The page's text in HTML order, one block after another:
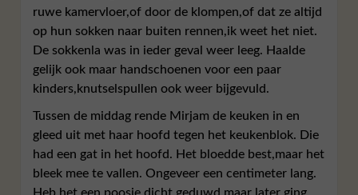
ruwe kamervloer,of door de klompen,of dat ze altijd
op hun sokken naar buiten rennen,ik weet het niet.
De sokkenla was in ieder geval weer leeg. Haalde
gelijk ook maar handschoenen voor een paar
kinders,knutselspullen ook weer bijgevuld.
Tussen de middag rende Mirjam de keuken in en
gleed uit met haar hoofd tegen het keukenblok. Die
had een gat in het hoofd. Het bloedde best,maar het
bleek mee te vallen. Ongeveer een centimeter lang.
Heb het een poosje dicht geduwd maar later ging